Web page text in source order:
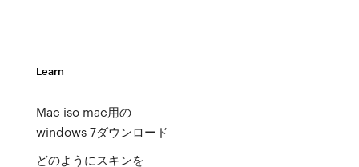
Learn
Mac iso mac用の
windows 7ダウンロード
どのようにスキンを